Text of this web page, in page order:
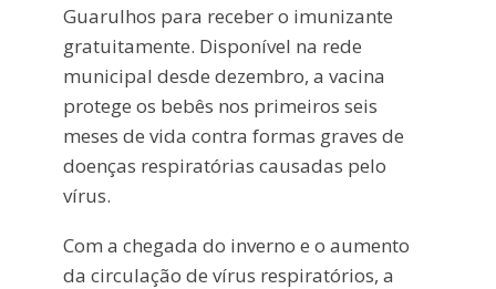
Guarulhos para receber o imunizante
gratuitamente. Disponível na rede
municipal desde dezembro, a vacina
protege os bebês nos primeiros seis
meses de vida contra formas graves de
doenças respiratórias causadas pelo
vírus.
Com a chegada do inverno e o aumento
da circulação de vírus respiratórios, a